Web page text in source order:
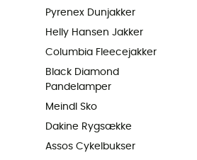
Pyrenex Dunjakker
Helly Hansen Jakker
Columbia Fleecejakker
Black Diamond
Pandelamper
Meindl Sko
Dakine Rygsække
Assos Cykelbukser